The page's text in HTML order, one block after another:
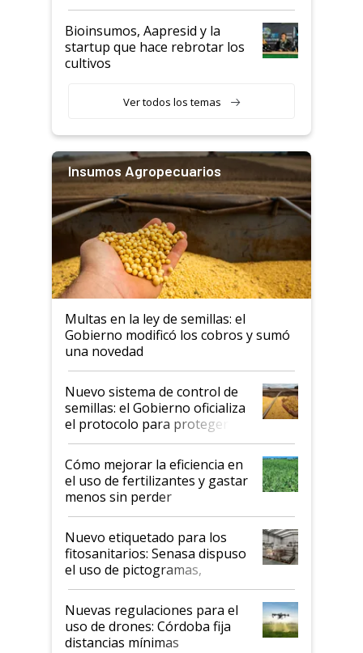
Bioinsumos, Aapresid y la
startup que hace rebrotar los
cultivos
Ver todos los temas
Insumos Agropecuarios
Multas en la ley de semillas: el
Gobierno modificó los cobros y sumó
una novedad
Nuevo sistema de control de
semillas: el Gobierno oficializa
el protocolo para proteger la
propiedad intelectual
Cómo mejorar la eficiencia en
el uso de fertilizantes y gastar
menos sin perder
productividad en la campaña
fina
Nuevo etiquetado para los
fitosanitarios: Senasa dispuso
el uso de pictogramas,
palabras de advertencia e
indicaciones
Nuevas regulaciones para el
uso de drones: Córdoba fija
distancias mínimas